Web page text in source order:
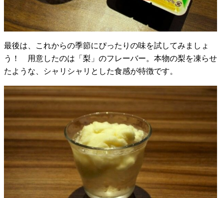
最後は、これからの季節にぴったりの味を試してみましょ
う！ 用意したのは「梨」のフレーバー。本物の梨を凍らせ
たような、シャリシャリとした食感が特徴です。